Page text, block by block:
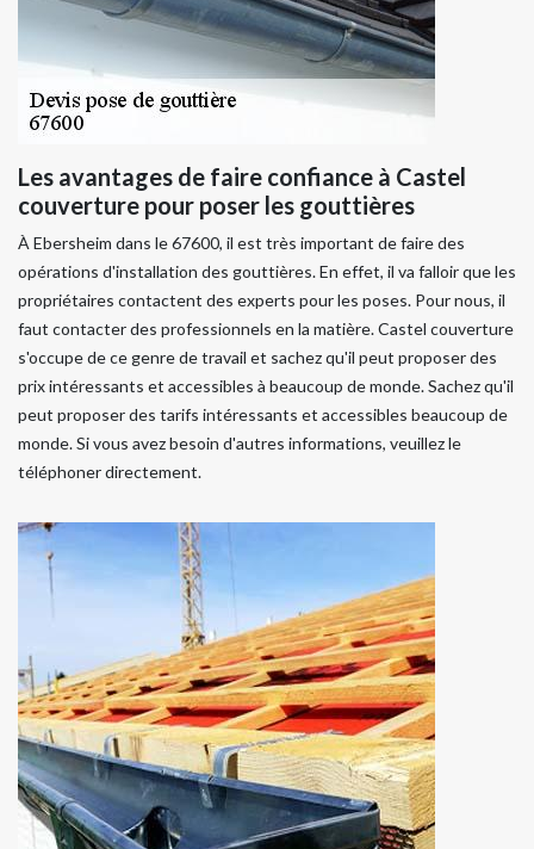
Les avantages de faire confiance à Castel
couverture pour poser les gouttières
À Ebersheim dans le 67600, il est très important de faire des
opérations d'installation des gouttières. En effet, il va falloir que les
propriétaires contactent des experts pour les poses. Pour nous, il
faut contacter des professionnels en la matière. Castel couverture
s'occupe de ce genre de travail et sachez qu'il peut proposer des
prix intéressants et accessibles à beaucoup de monde. Sachez qu'il
peut proposer des tarifs intéressants et accessibles beaucoup de
monde. Si vous avez besoin d'autres informations, veuillez le
téléphoner directement.